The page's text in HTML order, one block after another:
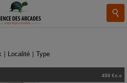
Localité Type
450 €c.c